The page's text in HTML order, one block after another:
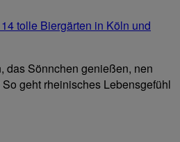
tolle Biergärten in Köln und
das Sönnchen genießen, nen
geht rheinisches Lebensgefühl